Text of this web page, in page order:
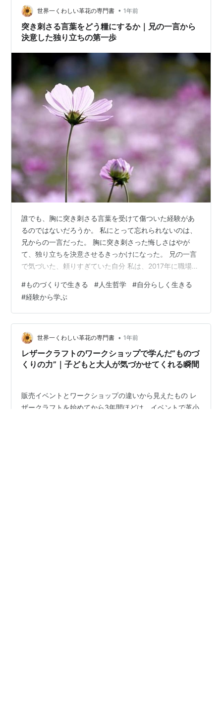
難しいのか──私の答え 自由に生きることは、そんなに難
しいのだろうか。私は「簡単」だと思う…
世界一くわしい革花の専門書 • 1年前
突き刺さる言葉をどう糧にするか｜兄の一言から
決意した独り立ちの第一歩
誰でも、胸に突き刺さる言葉を受けて傷ついた経験があ
るのではないだろうか。 私にとって忘れられないのは、
兄からの一言だった。 胸に突き刺さった悔しさはやが
て、独り立ちを決意させるきっかけになった。 兄の一言
で気づいた、頼りすぎていた自分 私は、2017年に職場の
た矢先の退職だったために、何をどうしていけばいいの
か、1か月先のことも予想できない状況になった。 そんな
とき、落ち込んでいた私に兄が「気分転換になるかもし
れない」とレザークラフトに誘ってくれ、その流れで作
家としての人生を歩み始めた。 右も左も分からない中
で、約2年間、兄におんぶに抱っこで「…
#ものづくりで生きる #人生哲学 #自分らしく生きる
#経験から学ぶ
世界一くわしい革花の専門書 • 1年前
レザークラフトのワークショップで学んだ“ものづ
くりの力”｜子どもと大人が気づかせてくれる瞬間